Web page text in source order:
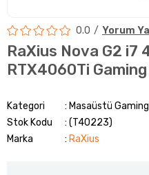
0.0 Yorum
RaXius Nova G2 i7
RTX4060Ti
Kategori
Masaüstü
Stok Kodu
(T40223)
Marka
: RaXius